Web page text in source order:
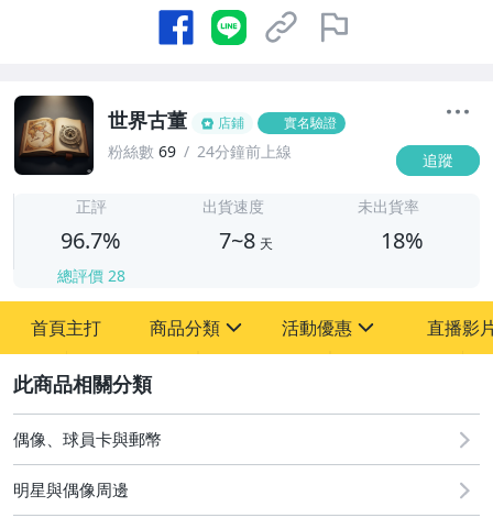
世界古董 店鋪 實名驗證
粉絲數 69 24分鐘前上線 追蹤
正評
96.7%
總評價 28
出貨速度
7~8 天
未出貨率
18%
首頁主打 商品分類
其它
活動優惠
[全店] 粉絲專享
[全店] 周年慶
直播影
偶像、球員卡與郵幣
明星與偶像周邊